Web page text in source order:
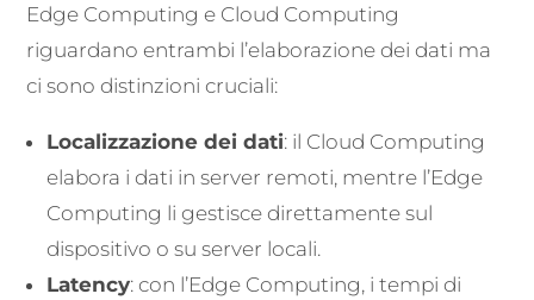
Edge Computing e Cloud Computing
riguardano entrambi l’elaborazione dei dati ma
ci sono distinzioni cruciali:
Localizzazione dei dati: il Cloud Computing
elabora i dati in server remoti, mentre l’Edge
Computing li gestisce direttamente sul
dispositivo o su server locali.
Latency: con l’Edge Computing, i tempi di